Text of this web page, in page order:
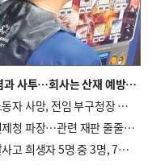
노동자 살인 폭염과 사투…회사는 산재 예방·전기료 절감 전력
강서구 기간제노동자 사망, 전임 부구청장 檢 송치
중대재해법 위헌제청 파장…관련 재판 줄줄이 브레이크
한화에어로 폭발사고 희생자 5명 중 3명, 7일 영면